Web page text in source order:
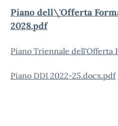
Piano dell\'Offerta
2028.pdf
Piano Triennale dell'Offerta
Piano DDI 2022-25.docx.pdf